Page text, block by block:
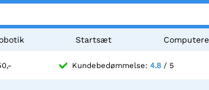
Startsæt Computere
Kundebedømmelse: 4.8 / 5